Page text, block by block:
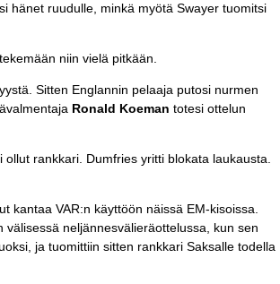
hänet ruudulle, minkä myötä Swayer tuomitsi
niin vielä pitkään.
Sitten Englannin pelaaja putosi nurmen
Ronald Koeman totesi ottelun
rankkari. Dumfries yritti blokata laukausta.
kantaa VAR:n käyttöön näissä EM-kisoissa.
neljännesvälieräottelussa, kun sen
ja tuomittiin sitten rankkari Saksalle todella